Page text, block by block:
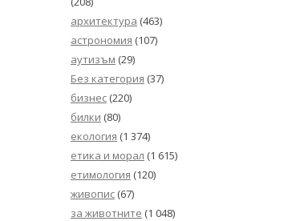
архитектура (463)
астрономия (107)
аутизъм (29)
Без категория (37)
бизнес (220)
билки (80)
екология (1 374)
етика и морал (1 615)
етимология (120)
живопис (67)
за животните (1 048)